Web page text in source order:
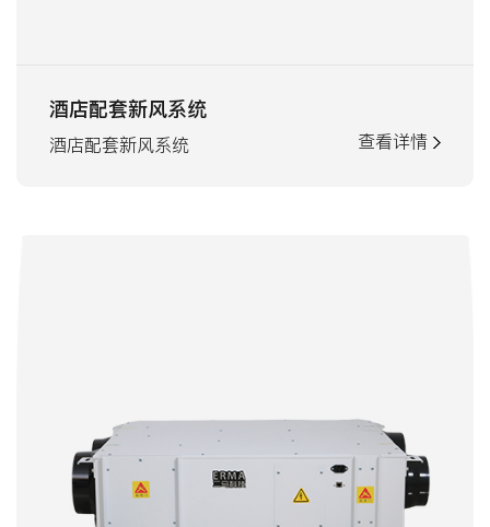
酒店配套新风系统
酒店配套新风系统 查看详情